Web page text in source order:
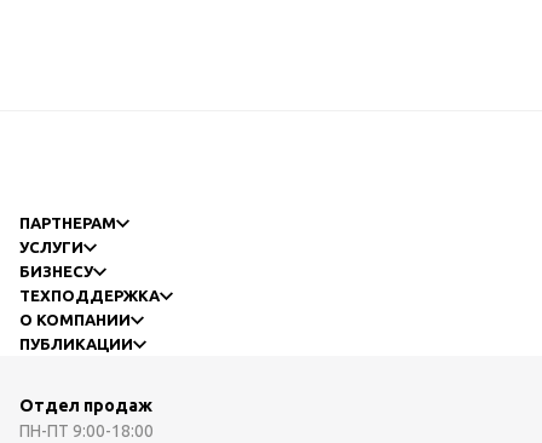
ПАРТНЕРАМ
УСЛУГИ
БИЗНЕСУ
ТЕХПОДДЕРЖКА
О КОМПАНИИ
ПУБЛИКАЦИИ
Отдел продаж
ПН-ПТ 9:00-18:00